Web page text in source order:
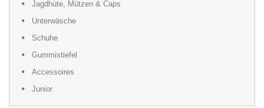
Jagdhüte, Mützen & Caps
Unterwäsche
Schuhe
Gummistiefel
Accessoires
Junior